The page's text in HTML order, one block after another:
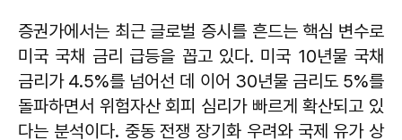
증권가에서는 최근 글로벌 증시를 흔드는 핵심 변수로
미국 국채 금리 급등을 꼽고 있다. 미국 10년물 국채
금리가 4.5%를 넘어선 데 이어 30년물 금리도 5%를
돌파하면서 위험자산 회피 심리가 빠르게 확산되고 있
다는 분석이다. 중동 전쟁 장기화 우려와 국제 유가 상